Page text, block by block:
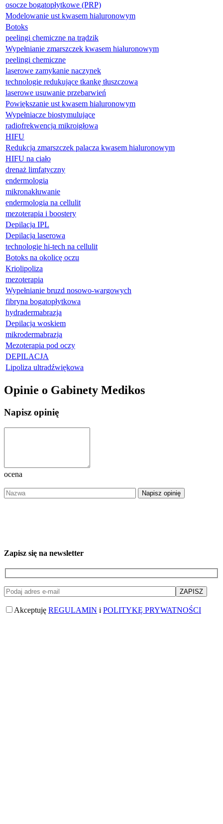
osocze bogatopłytkowe (PRP)
Modelowanie ust kwasem hialuronowym
Botoks
peelingi chemiczne na trądzik
Wypełnianie zmarszczek kwasem hialuronowym
peelingi chemiczne
laserowe zamykanie naczynek
technologie redukujące tkankę tłuszczową
laserowe usuwanie przebarwień
Powiększanie ust kwasem hialuronowym
Wypełniacze biostymulujące
radiofrekwencja mikroigłowa
HIFU
Redukcja zmarszczek palacza kwasem hialuronowym
HIFU na ciało
drenaż limfatyczny
endermologia
mikronakłuwanie
endermologia na cellulit
mezoterapia i boostery
Depilacja IPL
Depilacja laserowa
technologie hi-tech na cellulit
Botoks na okolicę oczu
Kriolipoliza
mezoterapia
Wypełnianie bruzd nosowo-wargowych
fibryna bogatopłytkowa
hydradermabrazja
Depilacja woskiem
mikrodermabrazja
Mezoterapia pod oczy
DEPILACJA
Lipoliza ultradźwiękowa
Opinie o Gabinety Medikos
Napisz opinię
ocena
Zapisz się na newsletter
Akceptuję REGULAMIN i POLITYKĘ PRYWATNOŚCI